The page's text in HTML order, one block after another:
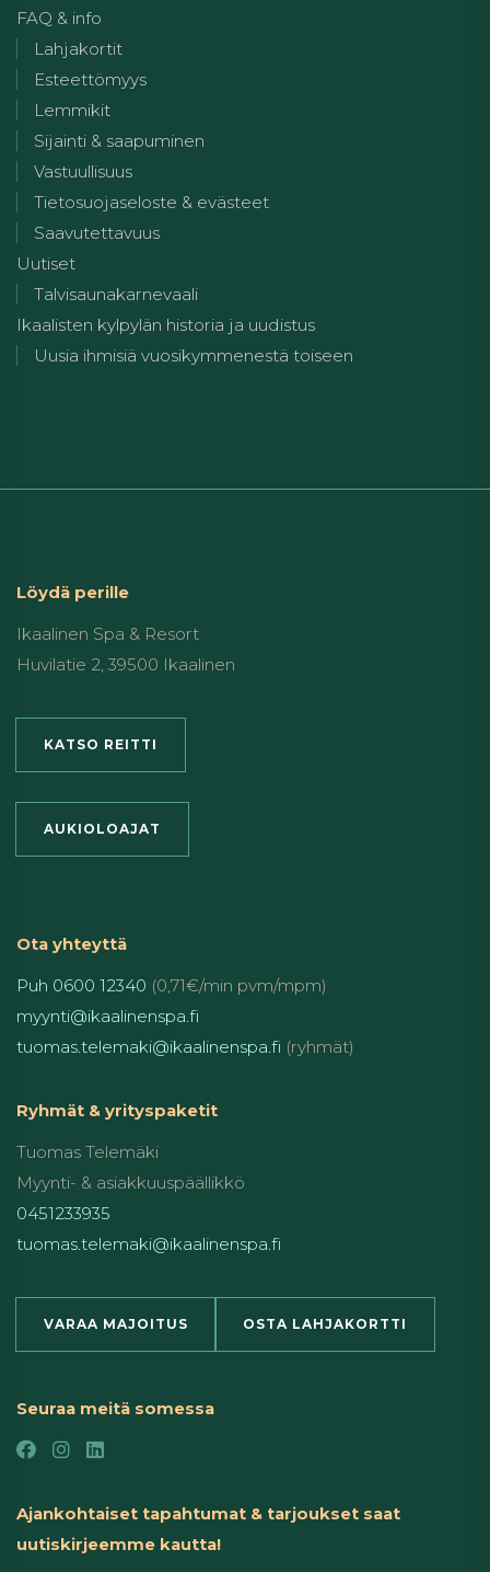
FAQ & info
Lahjakortit
Esteettömyys
Lemmikit
Sijainti & saapuminen
Vastuullisuus
Tietosuojaseloste & evästeet
Saavutettavuus
Uutiset
Talvisaunakarnevaali
Ikaalisten kylpylän historia ja uudistus
Uusia ihmisiä vuosikymmenestä toiseen
Löydä perille
Ikaalinen Spa & Resort
Huvilatie 2, 39500 Ikaalinen
KATSO REITTI
AUKIOLOAJAT
Ota yhteyttä
Puh 0600 12340 (0,71€/min pvm/mpm)
myynti@ikaalinenspa.fi
tuomas.telemaki@ikaalinenspa.fi (ryhmät)
Ryhmät & yrityspaketit
Tuomas Telemäki
Myynti- & asiakkuuspäällikkö
0451233935
tuomas.telemaki@ikaalinenspa.fi
VARAA MAJOITUS OSTA LAHJAKORTTI
Seuraa meitä somessa
Ajankohtaiset tapahtumat & tarjoukset saat
uutiskirjeemme kautta!